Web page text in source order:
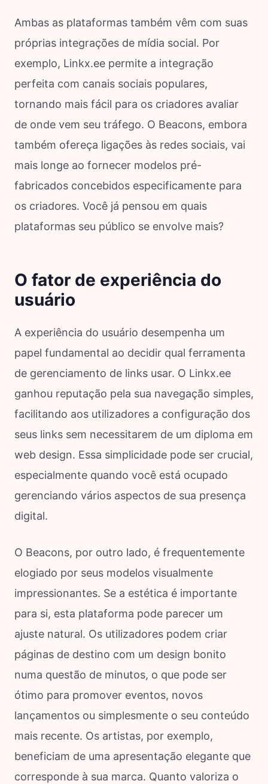
Ambas as plataformas também vêm com suas
próprias integrações de mídia social. Por
exemplo, Linkx.ee permite a integração
perfeita com canais sociais populares,
tornando mais fácil para os criadores avaliar
de onde vem seu tráfego. O Beacons, embora
também ofereça ligações às redes sociais, vai
mais longe ao fornecer modelos pré-
fabricados concebidos especificamente para
os criadores. Você já pensou em quais
plataformas seu público se envolve mais?
O fator de experiência do
usuário
A experiência do usuário desempenha um
papel fundamental ao decidir qual ferramenta
de gerenciamento de links usar. O Linkx.ee
ganhou reputação pela sua navegação simples,
facilitando aos utilizadores a configuração dos
seus links sem necessitarem de um diploma em
web design. Essa simplicidade pode ser crucial,
especialmente quando você está ocupado
gerenciando vários aspectos de sua presença
digital.
O Beacons, por outro lado, é frequentemente
elogiado por seus modelos visualmente
impressionantes. Se a estética é importante
para si, esta plataforma pode parecer um
ajuste natural. Os utilizadores podem criar
páginas de destino com um design bonito
numa questão de minutos, o que pode ser
ótimo para promover eventos, novos
lançamentos ou simplesmente o seu conteúdo
mais recente. Os artistas, por exemplo,
beneficiam de uma apresentação elegante que
corresponde à sua marca. Quanto valoriza o